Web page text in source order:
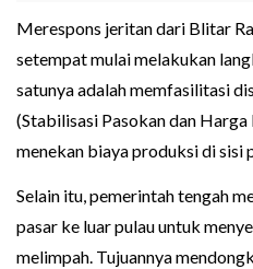
Merespons jeritan dari Blitar
setempat mulai melakukan
satunya adalah memfasilitasi
(Stabilisasi Pasokan dan
menekan biaya produksi di sisi
Selain itu, pemerintah tengah
pasar ke luar pulau untuk
melimpah. Tujuannya